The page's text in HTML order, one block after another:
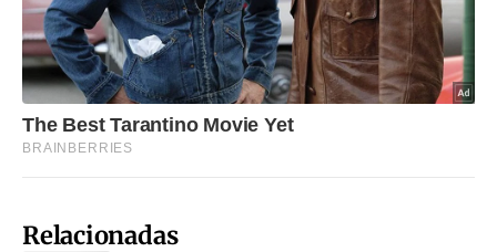
Relacionadas